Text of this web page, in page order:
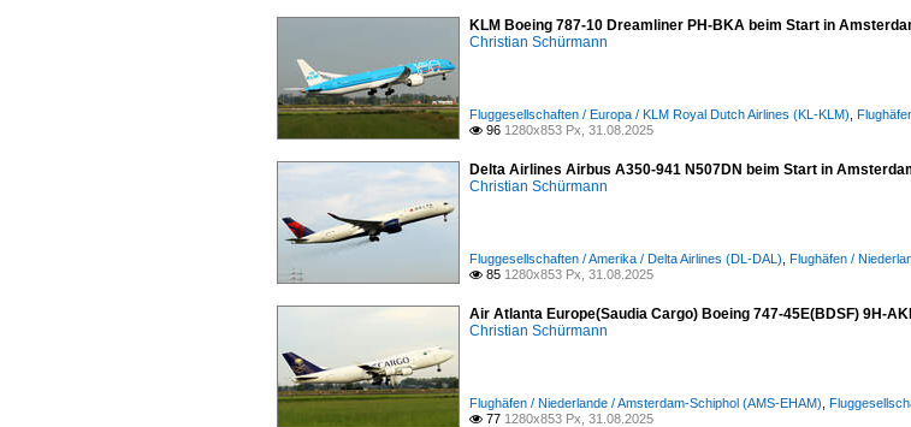
KLM Boeing 787-10 Dreamliner PH-BKA beim Start in
Christian Schürmann
Fluggesellschaften / Europa / KLM Royal Dutch Airlines (KL-KLM)
 96 1280x853 Px, 31.08.2025
Delta Airlines Airbus A350-941 N507DN beim Start in
Christian Schürmann
Fluggesellschaften / Amerika / Delta Airlines (DL-DAL) Flughäfen /
 85 1280x853 Px, 31.08.2025
Air Atlanta Europe(Saudia Cargo) Boeing 747-45E(BDSF) 9H-
Christian Schürmann
Flughäfen / Niederlande / Amsterdam-Schiphol (AMS-EHAM)
 77 1280x853 Px, 31.08.2025